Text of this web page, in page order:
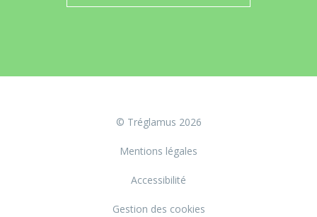
© Tréglamus 2026
Mentions légales
Accessibilité
Gestion des cookies